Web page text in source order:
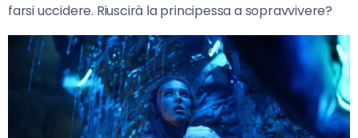
farsi uccidere. Riuscirà la principessa a sopravvivere?